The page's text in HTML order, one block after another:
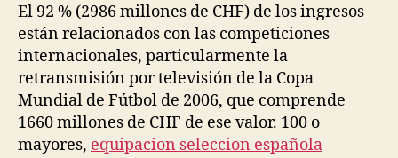
El 92 % (2986 millones de CHF) de los ingresos
están relacionados con las competiciones
internacionales, particularmente la
retransmisión por televisión de la Copa
Mundial de Fútbol de 2006, que comprende
1660 millones de CHF de ese valor. 100 o
mayores, equipacion seleccion española